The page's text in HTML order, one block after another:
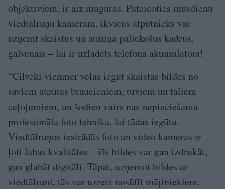
objektīviem, ir aiz muguras. Pateicoties mūsdienu
viedtālruņu kamerām, ikviens atpūtnieks var
uzņemt skaistus un atmiņā paliekošus kadrus,
galvenais – lai ir uzlādēts telefona akumulators!
“Cilvēki vienmēr vēlas iegūt skaistas bildes no
saviem atpūtas braucieniem, tuviem un tāliem
ceļojumiem, un šodien vairs nav nepieciešama
profesionāla foto tehnika, lai tādas iegūtu.
Viedtālruņos iestrādās foto un video kameras ir
ļoti labas kvalitātes – šīs bildes var gan izdrukāt,
gan glabāt digitāli. Tāpat, uzņemot bildes ar
viedtālruni, tās var uzreiz nosūtīt mājiniekiem.